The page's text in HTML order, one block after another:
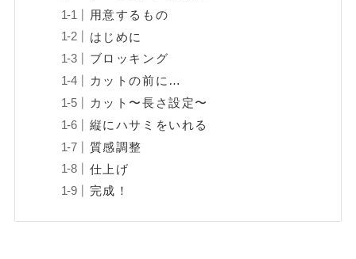
用意するもの
はじめに
ブロッキング
カットの前に…
カット〜長さ設定〜
縦にハサミをいれる
質感調整
仕上げ
完成！